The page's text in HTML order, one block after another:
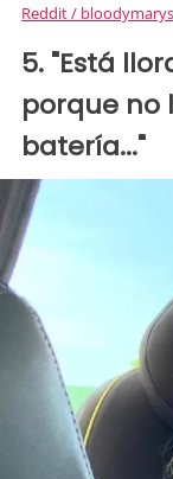
Reddit /
5. "Está
porque no
batería..."